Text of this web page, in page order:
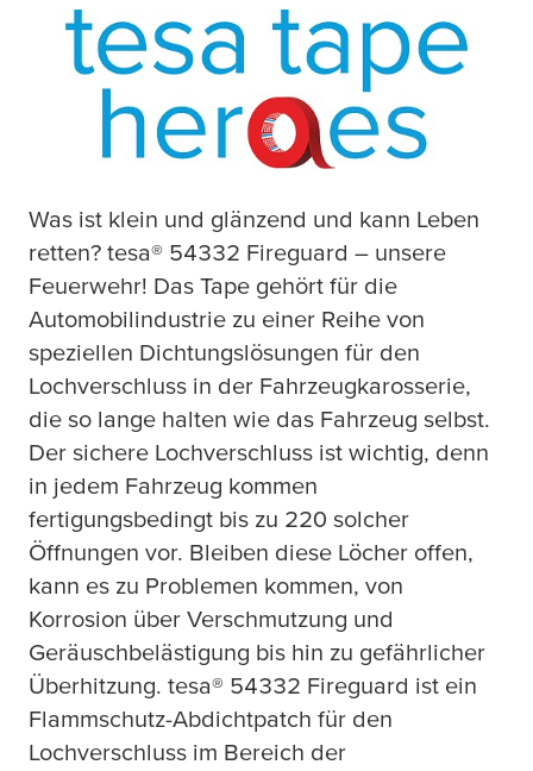
Was ist klein und glänzend und kann Leben
retten? tesa® 54332 Fireguard – unsere
Feuerwehr! Das Tape gehört für die
Automobilindustrie zu einer Reihe von
speziellen Dichtungslösungen für den
Lochverschluss in der Fahrzeugkarosserie,
die so lange halten wie das Fahrzeug selbst.
Der sichere Lochverschluss ist wichtig, denn
in jedem Fahrzeug kommen
fertigungsbedingt bis zu 220 solcher
Öffnungen vor. Bleiben diese Löcher offen,
kann es zu Problemen kommen, von
Korrosion über Verschmutzung und
Geräuschbelästigung bis hin zu gefährlicher
Überhitzung. tesa® 54332 Fireguard ist ein
Flammschutz-Abdichtpatch für den
Lochverschluss im Bereich der